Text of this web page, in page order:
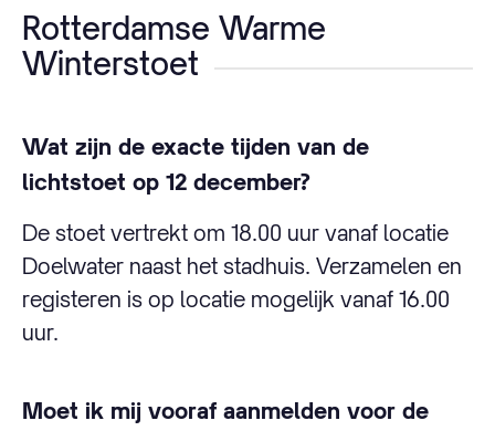
Rotterdamse Warme
Winterstoet
Wat zijn de exacte tijden van de
lichtstoet op 12 december?
De stoet vertrekt om 18.00 uur vanaf locatie
Doelwater naast het stadhuis. Verzamelen en
registeren is op locatie mogelijk vanaf 16.00
uur.
Moet ik mij vooraf aanmelden voor de